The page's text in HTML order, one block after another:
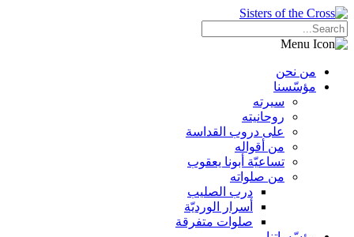
من نحن
مؤسّسنا
سيرته
روحانيته
على دروب القداسة
من أقواله
تساعيّة أبونا يعقوب
من صلواته
درب الصليب
أسرار الورديّة
صلوات متفرقة